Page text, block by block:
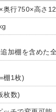
奥行750×高さ
加棚を含めた
棚1枚)
枚数)